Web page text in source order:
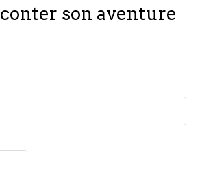
son aventure